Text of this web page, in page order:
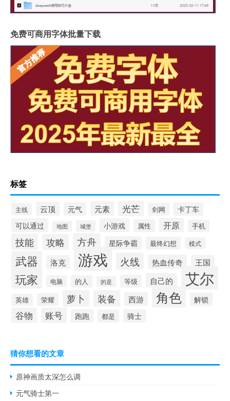
免费可商用字体批量下载
标签
主线 云顶 元气 元素 光芒 剑网 卡丁车
可以通过 地图 城堡 小游戏 属性 开原 手机
技能 攻略 方舟 星际争霸 最终幻想 模式
武器 洛克 游戏 火线 热血传奇 王国
玩家 电脑 的人 的是 等级 自己的 艾尔
英雄 荣耀 萝卜 装备 西游 角色 解锁
谷物 账号 跑跑 都是 骑士
猜你想看的文章
原神画质太深怎么调
元气骑士第一